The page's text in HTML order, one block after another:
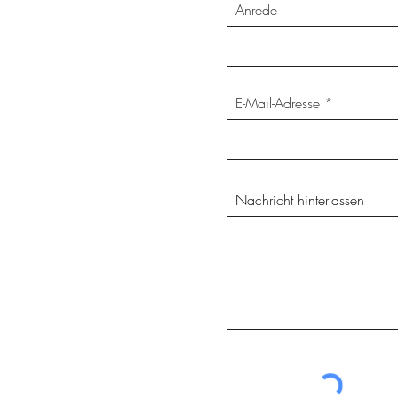
Anrede
E-Mail-Adresse
Nachricht hinterlassen